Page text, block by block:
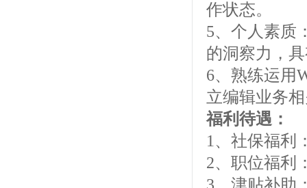
作状态。
5、个人素质
的洞察力，
6、熟练运用
立编辑业务
福利待遇：
1、社保福利
2、职位福利